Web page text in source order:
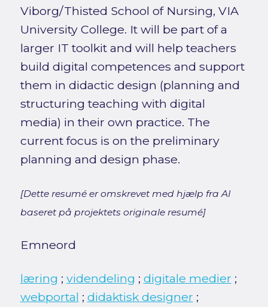
Viborg/Thisted School of Nursing, VIA
University College. It will be part of a
larger IT toolkit and will help teachers
build digital competences and support
them in didactic design (planning and
structuring teaching with digital
media) in their own practice. The
current focus is on the preliminary
planning and design phase.
[Dette resumé er omskrevet med hjælp fra AI
baseret på projektets originale resumé]
Emneord
læring ; videndeling ; digitale medier ;
webportal ; didaktisk designer ;